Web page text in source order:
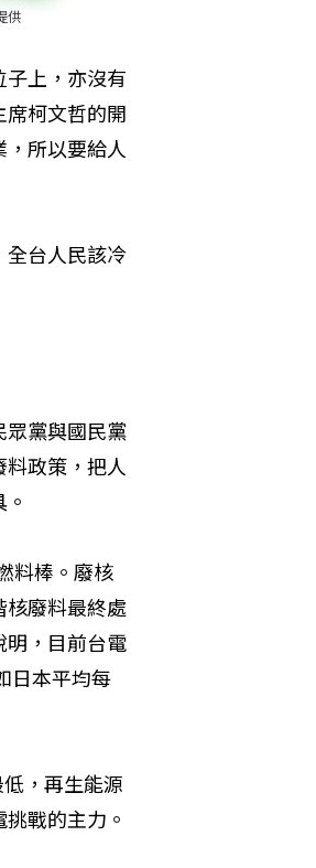
供
上，亦沒有
柯文哲的開
所以要給人
全台人民該冷
眾黨與國民黨
政策，把人
料棒。廢核
廢料最終處
明，目前台電
日本平均每
，再生能源
戰的主力。